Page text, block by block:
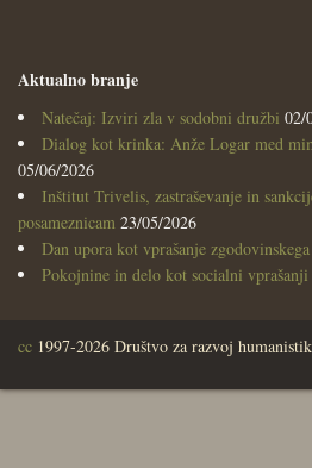
Aktualno branje
Natečaj: Izviri zla v sodobni družbi 02/
Dialog kot krinka: Anže Logar med
05/06/2026
Inštitut Trivelis, zastraševanje in
posameznicam 23/05/2026
Dan upora kot vprašanje
Pokojnine in delo kot socialni vprašanji
cc 1997-2026 Društvo za razvoj